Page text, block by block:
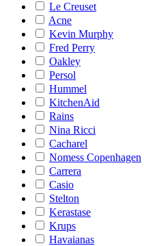
Le Creuset
Acne
Kevin Murphy
Fred Perry
Oakley
Persol
Hummel
KitchenAid
Rains
Nina Ricci
Cacharel
Nomess Copenhagen
Carrera
Casio
Stelton
Kerastase
Krups
Havaianas